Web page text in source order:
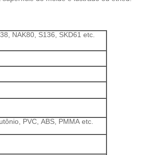
NAK80, S136, SKD61 etc.
PVC, ABS, PMMA etc.